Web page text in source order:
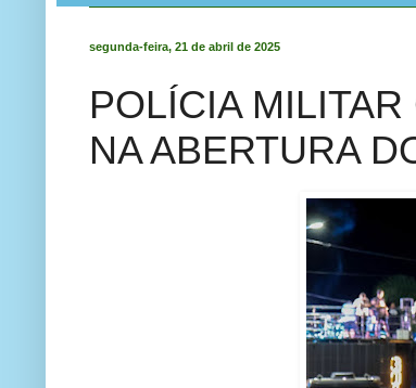
segunda-feira, 21 de abril de 2025
POLÍCIA
NA ABERTURA